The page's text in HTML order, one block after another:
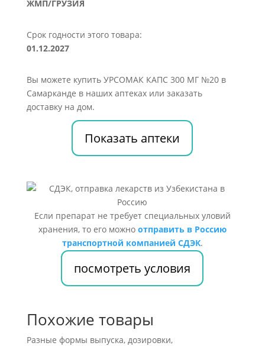
ЖМП/ГРУЗИЯ
Срок годности этого товара:
01.12.2027
Вы можете купить УРСОМАК КАПС 300 МГ №20 в
Самарканде в наших аптеках или заказать
доставку на дом.
Показать аптеки
Если препарат не требует специальных уловий
хранения, то его можно отправить в Россию
транспортной компанией СДЭК.
посмотреть условия
Похожие товары
Разные формы выпуска, дозировки,